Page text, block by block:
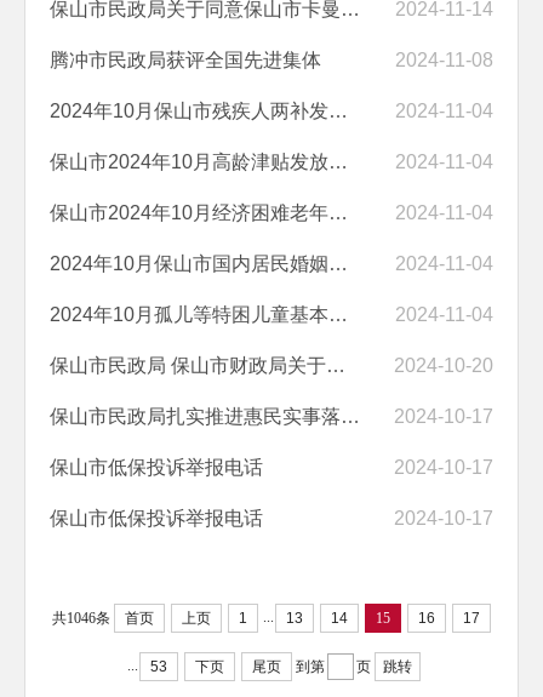
保山市民政局关于同意保山市卡曼体育舞蹈俱乐部注销登记的批复 2024-11-14
腾冲市民政局获评全国先进集体 2024-11-08
2024年10月保山市残疾人两补发放统计表 2024-11-04
保山市2024年10月高龄津贴发放情况统计表 2024-11-04
保山市2024年10月经济困难老年人服务补贴发放统计表 2024-11-04
2024年10月保山市国内居民婚姻统计表 2024-11-04
2024年10月孤儿等特困儿童基本生活费发放情况统计表 2024-11-04
保山市民政局 保山市财政局关于印发保山市临时救助工作实施办法（试行）... 2024-10-20
保山市民政局扎实推进惠民实事落地落实 2024-10-17
保山市低保投诉举报电话 2024-10-17
保山市低保投诉举报电话 2024-10-17
共1046条 首页 上页 1 ... 13 14 15 16 17
... 53 下页 尾页 到第 页 跳转